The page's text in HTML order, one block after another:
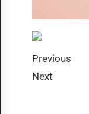
Previous
Next